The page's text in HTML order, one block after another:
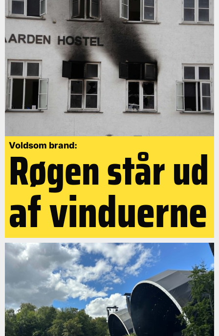
Voldsom brand:
Røgen står ud
af vinduerne